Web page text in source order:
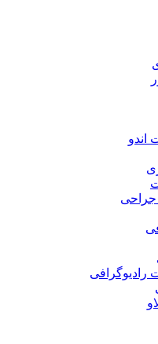
اندو
جراحی
رادیوگرافی